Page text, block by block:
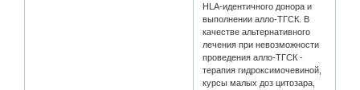
HLA-идентичного донора и
выполнении алло-ТГСК. В
качестве альтернативного
лечения при невозможности
проведения алло-ТГСК -
терапия гидроксимочевиной,
курсы малых доз цитозара,